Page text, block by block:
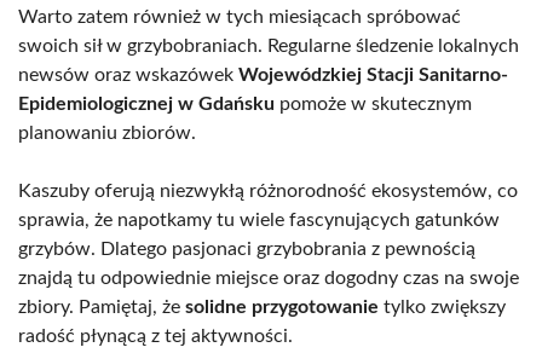
Warto zatem również w tych miesiącach spróbować
swoich sił w grzybobraniach. Regularne śledzenie lokalnych
newsów oraz wskazówek Wojewódzkiej Stacji Sanitarno-
Epidemiologicznej w Gdańsku pomoże w skutecznym
planowaniu zbiorów.
Kaszuby oferują niezwykłą różnorodność ekosystemów, co
sprawia, że napotkamy tu wiele fascynujących gatunków
grzybów. Dlatego pasjonaci grzybobrania z pewnością
znajdą tu odpowiednie miejsce oraz dogodny czas na swoje
zbiory. Pamiętaj, że solidne przygotowanie tylko zwiększy
radość płynącą z tej aktywności.